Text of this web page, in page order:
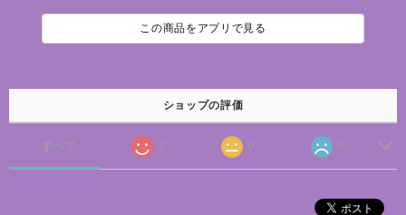
この商品をアプリで見る
ショップの評価
すべて 3 0 0